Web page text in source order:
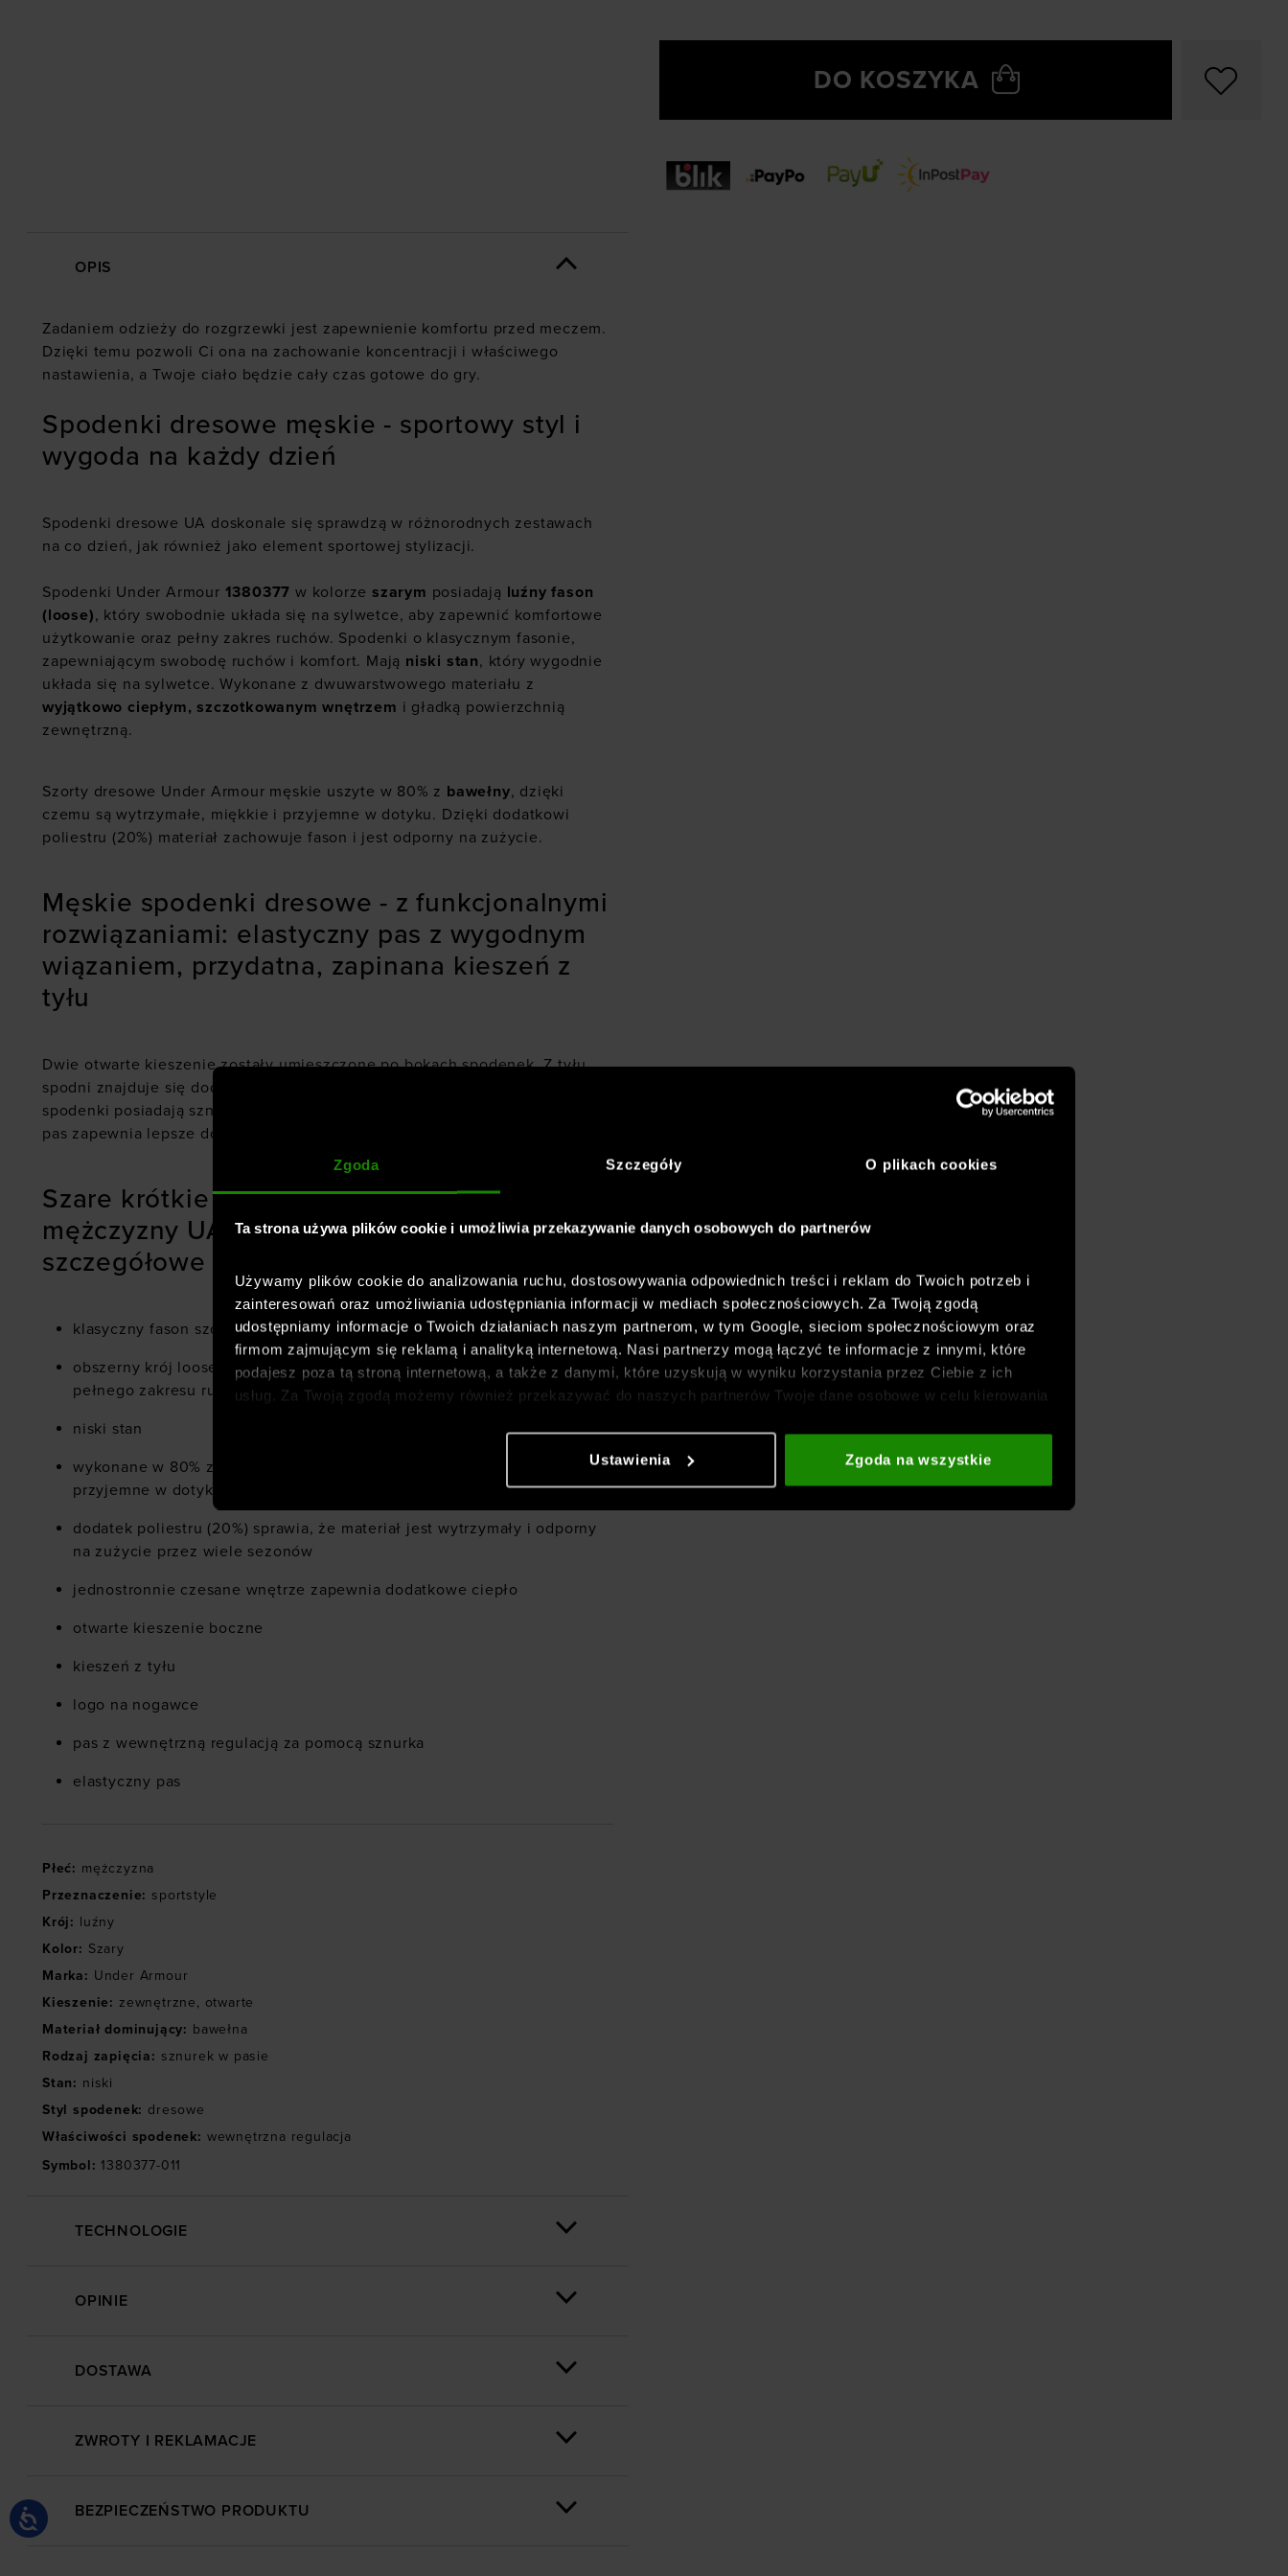
Zgoda Szczegóły O plikach cookies
Ta strona używa plików cookie i umożliwia przekazywanie danych osobowych do partnerów
Używamy plików cookie do analizowania ruchu, dostosowywania odpowiednich treści i reklam do Twoich potrzeb i
zainteresowań oraz umożliwiania udostępniania informacji w mediach społecznościowych. Za Twoją zgodą
udostępniamy informacje o Twoich działaniach naszym partnerom, w tym Google, sieciom społecznościowym oraz
firmom zajmującym się reklamą i analityką internetową. Nasi partnerzy mogą łączyć te informacje z innymi, które
podajesz poza tą stroną internetową, a także z danymi, które uzyskują w wyniku korzystania przez Ciebie z ich
usług. Za Twoją zgodą możemy również przekazywać do naszych partnerów Twoje dane osobowe w celu kierowania
społecznościowych). Szczegółowe informacje znajdziesz w naszej
Polityce prywatnościoraz sekcji „Szczegóły”
Ustawienia Zgoda na wszystkie
DO KOSZYKA
OPIS
Zadaniem odzieży do rozgrzewki jest zapewnienie komfortu przed meczem.
Dzięki temu pozwoli Ci ona na zachowanie koncentracji i właściwego
nastawienia, a Twoje ciało będzie cały czas gotowe do gry.
Spodenki dresowe męskie - sportowy styl i
wygoda na każdy dzień
Spodenki dresowe UA doskonale się sprawdzą w różnorodnych zestawach
na co dzień, jak również jako element sportowej stylizacji.
Spodenki Under Armour 1380377 w kolorzeszarym posiadają luźny fason
(loose), który swobodnie układa się na sylwetce, aby zapewnić komfortowe
użytkowanie oraz pełny zakres ruchów. Spodenki o klasycznym fasonie,
zapewniającym swobodę ruchów i komfort. Mają niski stan, który wygodnie
układa się na sylwetce. Wykonane z dwuwarstwowego materiału z
wyjątkowo ciepłym, szczotkowanym wnętrzem i gładką powierzchnią
zewnętrzną.
Szorty dresowe Under Armour męskie uszyte w 80% z bawełny, dzięki
czemu są wytrzymałe, miękkie i przyjemne w dotyku. Dzięki dodatkowi
poliestru (20%) materiał zachowuje fason i jest odporny na zużycie.
Męskie spodenki dresowe - z funkcjonalnymi
rozwiązaniami: elastyczny pas z wygodnym
wiązaniem, przydatna, zapinana kieszeń z
tyłu
Dwie otwarte kieszenie zostały umieszczone po bokach spodenek. Z tyłu
spodni znajduje się dodatkowa kieszeń. Na nogawce umieszczono logo.
spodenki posiadają sznurek do wewnętrznej regulacji w pasie. Elastyczny
pas zapewnia lepsze dopasowanie do sylwetki podczas aktywności.
Szare krótkie spodenki dresowe dla
mężczyzny UA Icon Fleece Short -
szczegółowe cechy:
klasyczny fason szortów sportowych
obszerny krój loose dla zapewnienia komfortu podczas aktywności oraz
pełnego zakresu ruchu
niski stan
wykonane w 80% z bawełny, dzięki czemu są wytrzymałe, miękkie i
przyjemne w dotyku
dodatek poliestru (20%) sprawia, że materiał jest wytrzymały i odporny
na zużycie przez wiele sezonów
jednostronnie czesane wnętrze zapewnia dodatkowe ciepło
otwarte kieszenie boczne
kieszeń z tyłu
logo na nogawce
pas z wewnętrzną regulacją za pomocą sznurka
elastyczny pas
Płeć: mężczyzna
Przeznaczenie: sportstyle
Krój: luźny
Kolor: Szary
Marka: Under Armour
Kieszenie: zewnętrzne, otwarte
Materiał dominujący: bawełna
Rodzaj zapięcia: sznurek w pasie
Stan: niski
Styl spodenek: dresowe
Właściwości spodenek: wewnętrzna regulacja
Symbol: 1380377-011
TECHNOLOGIE
OPINIE
DOSTAWA
ZWROTY I REKLAMACJE
BEZPIECZEŃSTWO PRODUKTU